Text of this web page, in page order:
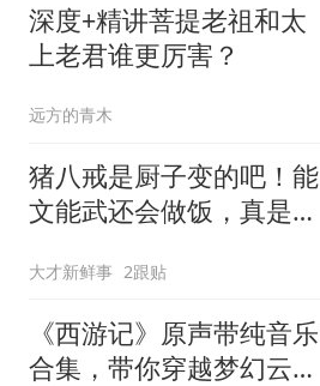
深度+精讲菩提老祖和太
上老君谁更厉害？
远方的青木
猪八戒是厨子变的吧！能
文能武还会做饭，真是个
大才新鲜事 2跟贴
《西游记》原声带纯音乐
合集，带你穿越梦幻云